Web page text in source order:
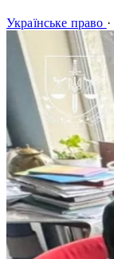
Українське право ·